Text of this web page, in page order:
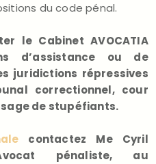
du code pénal.
le Cabinet AVOCATIA
d’assistance ou de
juridictions répressives
correctionnel, cour
de stupéfiants.
contactez Me Cyril
Avocat pénaliste, au